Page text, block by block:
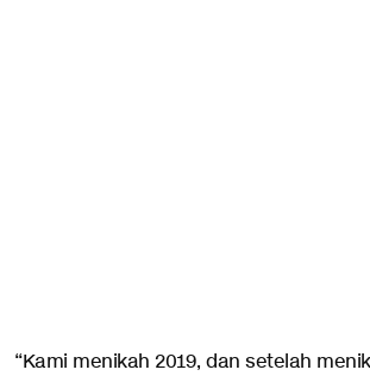
“Kami menikah 2019, dan setelah